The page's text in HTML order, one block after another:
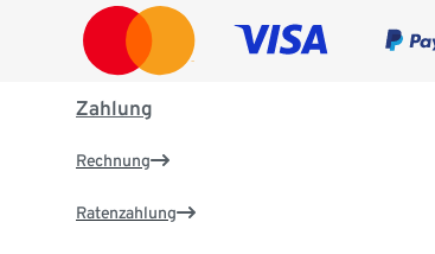
Zahlung
Rechnung
Ratenzahlung